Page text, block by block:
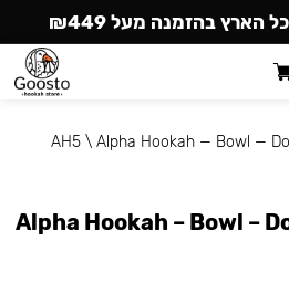
AH5\ Alpha Hookah — Bowl —
Alpha Hookah – Bowl –
הארץ בהזמנה מעל ₪449